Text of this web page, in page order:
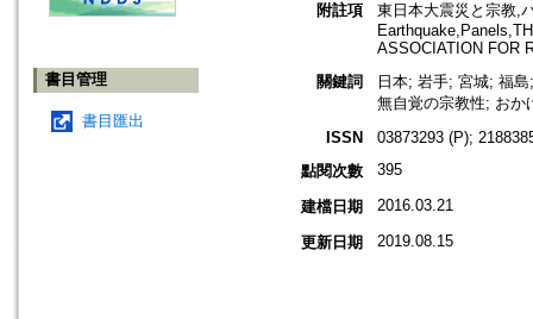
書目管理
書目匯出
附註項
東日本大震災と宗教,
ASSOCIATION FOR
關鍵詞
日本; 岩手; 宮城; 福
無自覚の宗教性; おか
ISSN
03873293 (P);
點閱次數
395
建檔日期 2016.03.21
更新日期 2019.08.15